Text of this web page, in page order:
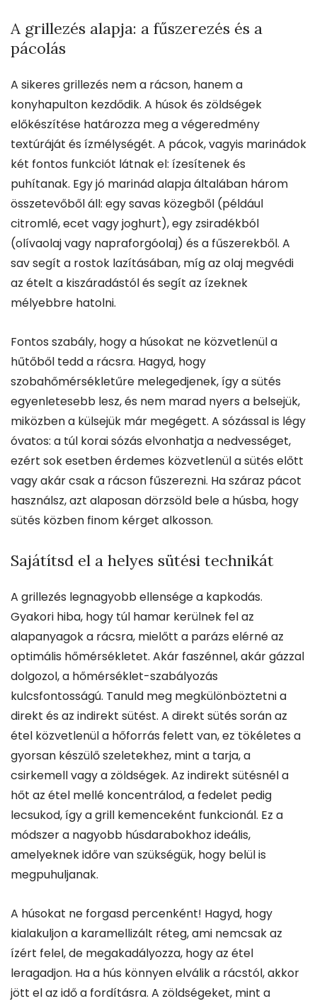
A grillezés alapja: a fűszerezés és a
pácolás
A sikeres grillezés nem a rácson, hanem a
konyhapulton kezdődik. A húsok és zöldségek
előkészítése határozza meg a végeredmény
textúráját és ízmélységét. A pácok, vagyis marinádok
két fontos funkciót látnak el: ízesítenek és
puhítanak. Egy jó marinád alapja általában három
összetevőből áll: egy savas közegből (például
citromlé, ecet vagy joghurt), egy zsiradékból
(olívaolaj vagy napraforgóolaj) és a fűszerekből. A
sav segít a rostok lazításában, míg az olaj megvédi
az ételt a kiszáradástól és segít az ízeknek
mélyebbre hatolni.
Fontos szabály, hogy a húsokat ne közvetlenül a
hűtőből tedd a rácsra. Hagyd, hogy
szobahőmérsékletűre melegedjenek, így a sütés
egyenletesebb lesz, és nem marad nyers a belsejük,
miközben a külsejük már megégett. A sózással is légy
óvatos: a túl korai sózás elvonhatja a nedvességet,
ezért sok esetben érdemes közvetlenül a sütés előtt
vagy akár csak a rácson fűszerezni. Ha száraz pácot
használsz, azt alaposan dörzsöld bele a húsba, hogy
sütés közben finom kérget alkosson.
Sajátítsd el a helyes sütési technikát
A grillezés legnagyobb ellensége a kapkodás.
Gyakori hiba, hogy túl hamar kerülnek fel az
alapanyagok a rácsra, mielőtt a parázs elérné az
optimális hőmérsékletet. Akár faszénnel, akár gázzal
dolgozol, a hőmérséklet-szabályozás
kulcsfontosságú. Tanuld meg megkülönböztetni a
direkt és az indirekt sütést. A direkt sütés során az
étel közvetlenül a hőforrás felett van, ez tökéletes a
gyorsan készülő szeletekhez, mint a tarja, a
csirkemell vagy a zöldségek. Az indirekt sütésnél a
hőt az étel mellé koncentrálod, a fedelet pedig
lecsukod, így a grill kemenceként funkcionál. Ez a
módszer a nagyobb húsdarabokhoz ideális,
amelyeknek időre van szükségük, hogy belül is
megpuhuljanak.
A húsokat ne forgasd percenként! Hagyd, hogy
kialakuljon a karamellizált réteg, ami nemcsak az
ízért felel, de megakadályozza, hogy az étel
leragadjon. Ha a hús könnyen elválik a rácstól, akkor
jött el az idő a fordításra. A zöldségeket, mint a